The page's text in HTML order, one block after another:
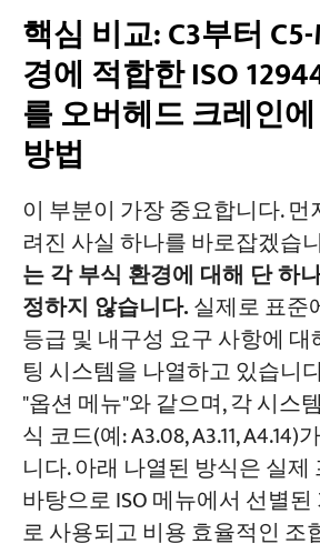
핵심 비교: C3부터
경에 적합한 ISO
를 오버헤드 크레인
방법
이 부분이 가장 중요합니다. 먼
려진 사실 하나를 바로잡겠습
는 각 부식 환경에 대해 단 하
정하지 않습니다.실제로 표준
등급 및 내구성 요구 사항에
팅 시스템을 나열하고 있습니
"옵션 메뉴"와 같으며, 각 시스
식 코드(예: A3.08, A3.11,
니다. 아래 나열된 방식은 실
바탕으로 ISO 메뉴에서 선별
로 사용되고 비용 효율적인 조